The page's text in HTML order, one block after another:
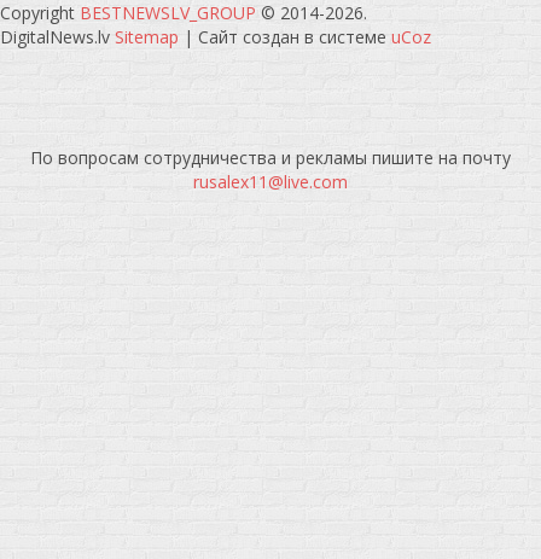
Copyright BESTNEWSLV_GROUP © 2014-2026.
DigitalNews.lv Sitemap | Сайт создан в системе uCoz
По вопросам сотрудничества и рекламы пишите на почту
rusalex11@live.com